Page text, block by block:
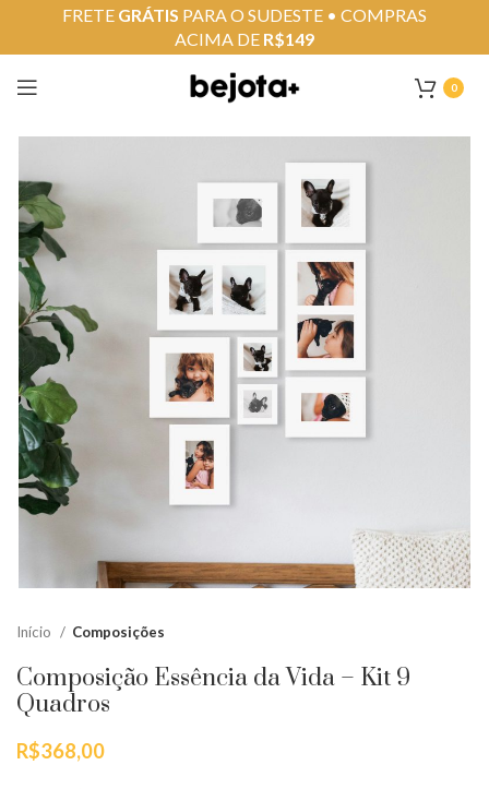
0
Início Composições
Composição Essência da Vida – Kit 9
Quadros
R$368,00
FRETE GRÁTIS PARA O SUDESTE • COMPRAS
ACIMA DE R$149